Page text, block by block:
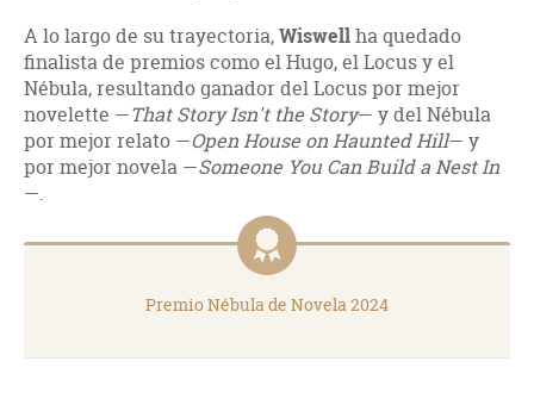
A lo largo de su trayectoria,Wiswellha quedado
finalista de premios como el Hugo, el Locus y el
Nébula, resultando ganador del Locus por mejor
novelette —That Story Isn't the Story— y del Nébula
por mejor relato —Open House on Haunted Hill— y
por mejor novela —Someone You Can Build a Nest In
—.
Premio Nébula de Novela 2024